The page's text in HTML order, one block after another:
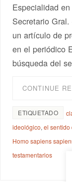
Especialidad
Secretario
un artículo de
en el periódico
búsqueda del
CONTINUE
ETIQUETADO
ideológico,el sentido
Homo sapiens
testamentarios